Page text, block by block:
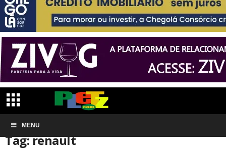
MENU
Início Tags
Tag: renault